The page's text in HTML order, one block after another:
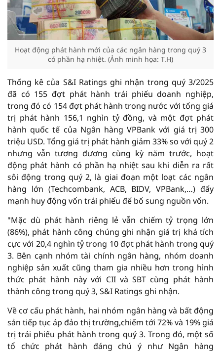
Hoạt động phát hành mới của các ngân hàng trong quý 3
có phần hạ nhiệt. (Ảnh minh họa: T.H)
Thống kê của S&I Ratings ghi nhận trong quý 3/2025
đã có 155 đợt phát hành trái phiếu doanh nghiệp,
trong đó có 154 đợt phát hành trong nước với tổng giá
trị phát hành 156,1 nghìn tỷ đồng, và một đợt phát
hành quốc tế của Ngân hàng VPBank với giá trị 300
triệu USD. Tổng giá trị phát hành giảm 33% so với quý 2
nhưng vẫn tương đương cùng kỳ năm trước, hoạt
động phát hành có phần hạ nhiệt sau khi diễn ra rất
sôi động trong quý 2, là giai đoạn một loạt các ngân
hàng lớn (Techcombank, ACB, BIDV, VPBank,…) đẩy
mạnh huy động vốn trái phiếu để bổ sung nguồn vốn.
"Mặc dù phát hành riêng lẻ vẫn chiếm tỷ trọng lớn
(86%), phát hành công chúng ghi nhận giá trị khá tích
cực với 20,4 nghìn tỷ trong 10 đợt phát hành trong quý
3. Bên cạnh nhóm tài chính ngân hàng, nhóm doanh
nghiệp sản xuất cũng tham gia nhiều hơn trong hình
thức phát hành này với CII và SBT cùng phát hành
thành công trong quý 3, S&I Ratings ghi nhận.
Về cơ cấu phát hành, hai nhóm ngân hàng và bất động
sản tiếp tục áp đảo thị trường,chiếm tới 72% và 19% giá
trị trái phiếu phát hành trong quý 3. Trong đó, một số
tổ chức phát hành đáng chú ý như Ngân hàng